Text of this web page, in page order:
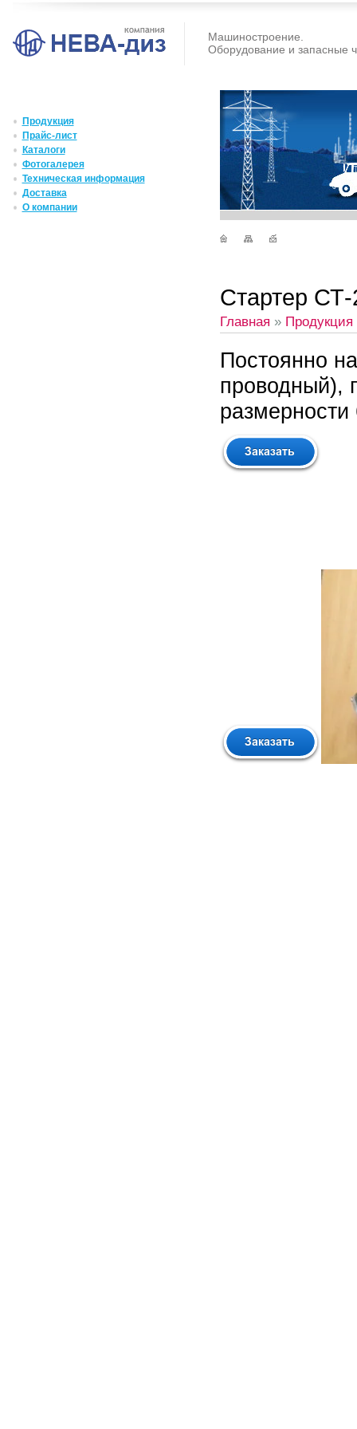
Машиностроение.
Оборудование и запасные
Продукция
Прайс-лист
Каталоги
Фотогалерея
Техническая информация
Доставка
О компании
Стартер СТ-
Главная » Продукция
Постоянно
проводный),